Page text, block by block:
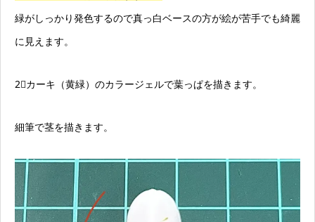
緑がしっかり発色するので真っ白ベースの方が絵が苦手でも綺麗
に見えます。
2⃣カーキ（黄緑）のカラージェルで葉っぱを描きます。
細筆で茎を描きます。